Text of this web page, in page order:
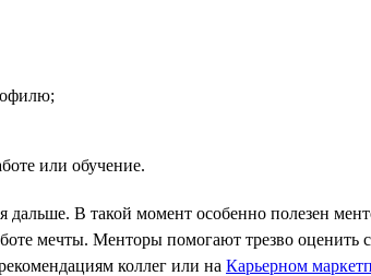
или обучение.
дальше. В такой момент особенно полезен
мечты. Менторы помогают трезво
коллег или на Карьерном